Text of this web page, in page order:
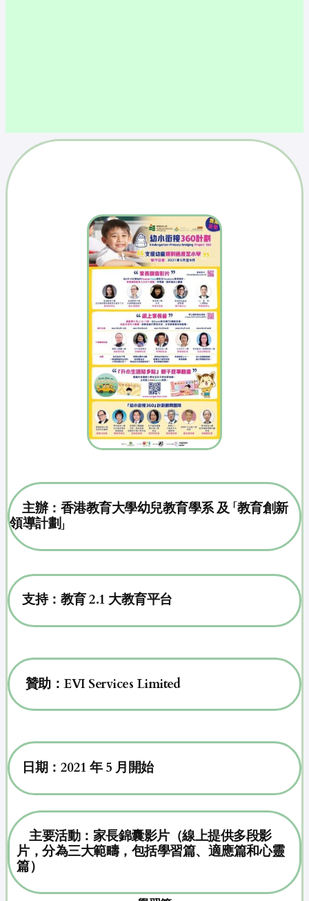
主辦：香港教育大學幼兒教育學系 及 「教育創新
領導計劃」
支持：教育 2.1 大教育平台
贊助：EVI Services Limited
日期：2021 年 5 月開始
主要活動：家長錦囊影片（線上提供多段影
片，分為三大範疇，包括學習篇、適應篇和心靈
篇）